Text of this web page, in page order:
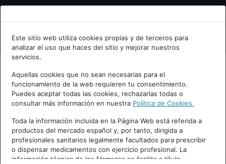
Bienvenid@ a psiquiatria.com
Escribe tu Email
Accede o regístrate con tu email.
Cancelar
Este sitio web utiliza cookies propias y de terceros para
analizar el uso que haces del sitio y mejorar nuestros
servicios.
Aquellas cookies que no sean necesarias para el
funcionamiento de la web requieren tu consentimiento.
Puedes aceptar todas las cookies, rechazarlas todas o
consultar más información en nuestra Política de Cookies.
Toda la información incluida en la Página Web está referida a
productos del mercado español y, por tanto, dirigida a
profesionales sanitarios legalmente facultados para prescribir
o dispensar medicamentos con ejercicio profesional. La
información técnica de los fármacos se facilita a título